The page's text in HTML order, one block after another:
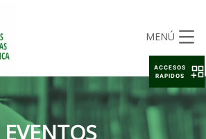
MENÚ
EVENTOS
ACCESOS
RAPIDOS